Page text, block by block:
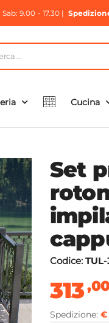
9.00 - 17.30 |
Cucina
Set
Codice:
313
Spedizione: €